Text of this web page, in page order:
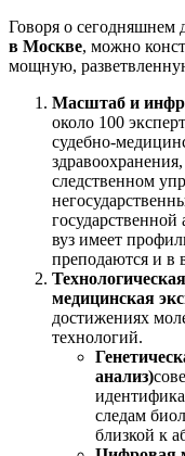
Говоря о сегодняшнем
в Москве, можно
мощную,
Масштаб и
около 100
судебно-
следственном
вуз имеет
преподаются и в
медицинская
достижениях
технологий.
анализ)
следам
близкой к